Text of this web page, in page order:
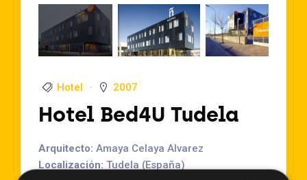
Hotel 2007
Hotel Bed4U Tudela
Arquitecto: Amaya Celaya Alvarez
Localización: Tudela (España)